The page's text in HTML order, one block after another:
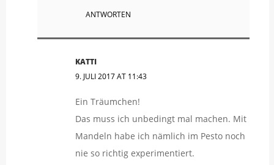
ANTWORTEN
KATTI
9. JULI 2017 AT 11:43
Ein Träumchen!
Das muss ich unbedingt mal machen. Mit
Mandeln habe ich nämlich im Pesto noch
nie so richtig experimentiert.